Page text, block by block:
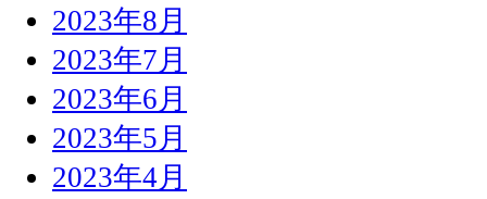
2023年8月
2023年7月
2023年6月
2023年5月
2023年4月